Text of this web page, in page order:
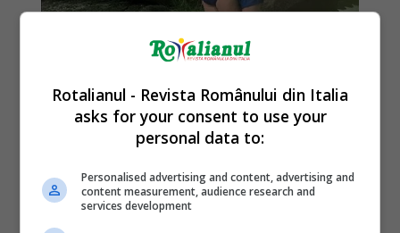
Rotalianul - Revista Românului din Italia
asks for your consent to use your
personal data to:
Personalised advertising and content, advertising and
content measurement, audience research and
services development